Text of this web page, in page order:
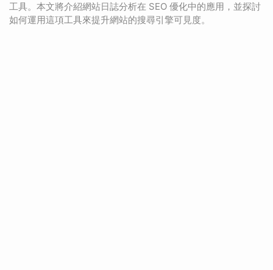
工具。本文將介紹網站日誌分析在 SEO 優化中的應用，並探討
如何運用這項工具來提升網站的搜尋引擎可見度。